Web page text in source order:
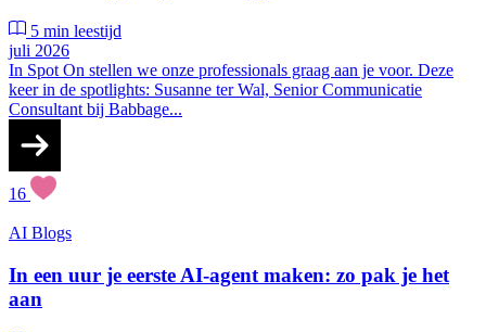
5 min leestijd
juli 2026
In Spot On stellen we onze professionals graag aan je voor. Deze
keer in de spotlights: Susanne ter Wal, Senior Communicatie
Consultant bij Babbage...
16
AI Blogs
In een uur je eerste AI-agent maken: zo pak je het
aan